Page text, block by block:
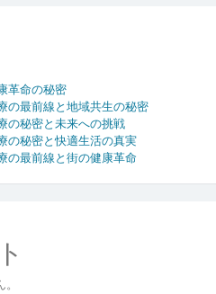
革命の秘密
の最前線と地域共生の秘密
の秘密と未来への挑戦
の秘密と快適生活の真実
の最前線と街の健康革命